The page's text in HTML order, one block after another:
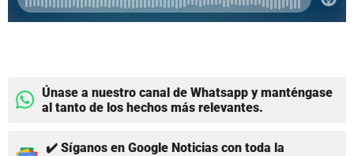
Únase a nuestro canal de Whatsapp y manténgase
al tanto de los hechos más relevantes.
✔️ Síganos en Google Noticias con toda la